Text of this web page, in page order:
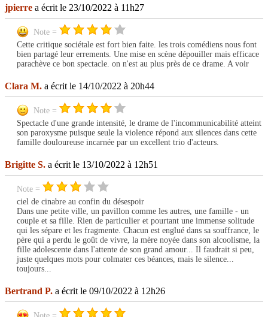
jpierre a écrit le 23/10/2022 à 11h27
Note =
Cette critique sociétale est fort bien faite. les trois comédiens nous font
bien partagé leur errements. Une mise en scène dépouiller mais efficace
parachève ce bon spectacle. on n'est au plus près de ce drame. A voir
Clara M. a écrit le 14/10/2022 à 20h44
Note =
Spectacle d'une grande intensité, le drame de l'incommunicabilité atteint
son paroxysme puisque seule la violence répond aux silences dans cette
famille douloureuse incarnée par un excellent trio d'acteurs.
Brigitte S. a écrit le 13/10/2022 à 12h51
Note =
ciel de cinabre au confin du désespoir
Dans une petite ville, un pavillon comme les autres, une famille - un
couple et sa fille. Rien de particulier et pourtant une immense solitude
qui les sépare et les fragmente. Chacun est englué dans sa souffrance, le
père qui a perdu le goût de vivre, la mère noyée dans son alcoolisme, la
fille adolescente dans l'attente de son grand amour... Il faudrait si peu,
juste quelques mots pour colmater ces béances, mais le silence...
toujours...
Bertrand P. a écrit le 09/10/2022 à 12h26